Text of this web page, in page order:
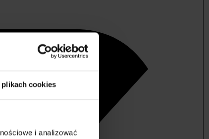
plikach cookies
i analizować